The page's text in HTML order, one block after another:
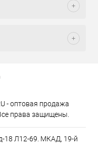
- оптовая продажа
права защищены.
18 Л12-69. МКАД, 19-й